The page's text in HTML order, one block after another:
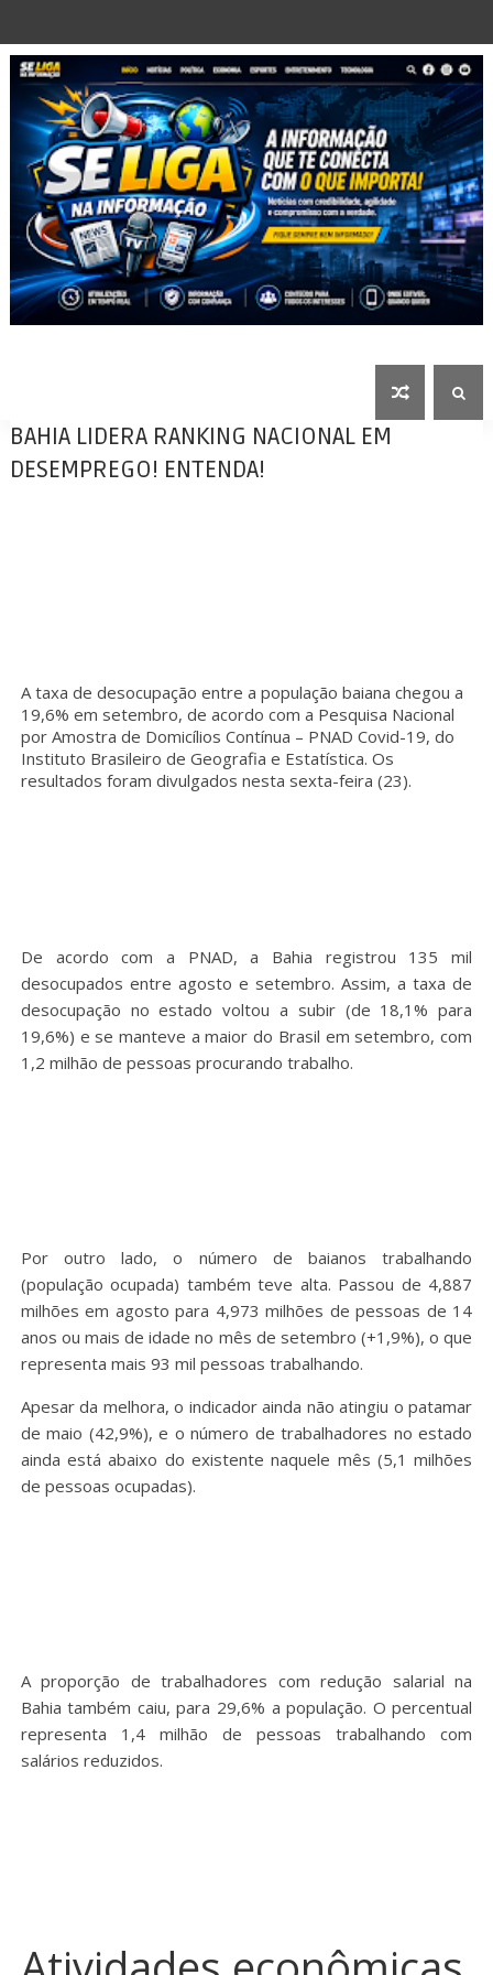
BAHIA LIDERA RANKING NACIONAL EM
DESEMPREGO! ENTENDA!
A taxa de desocupação entre a população baiana chegou a
19,6% em setembro, de acordo com a Pesquisa Nacional
por Amostra de Domicílios Contínua – PNAD Covid-19, do
Instituto Brasileiro de Geografia e Estatística. Os
resultados foram divulgados nesta sexta-feira (23).
De acordo com a PNAD, a Bahia registrou 135 mil
desocupados entre agosto e setembro. Assim, a taxa de
desocupação no estado voltou a subir (de 18,1% para
19,6%) e se manteve a maior do Brasil em setembro, com
1,2 milhão de pessoas procurando trabalho.
Por outro lado, o número de baianos trabalhando
(população ocupada) também teve alta. Passou de 4,887
milhões em agosto para 4,973 milhões de pessoas de 14
anos ou mais de idade no mês de setembro (+1,9%), o que
representa mais 93 mil pessoas trabalhando.
Apesar da melhora, o indicador ainda não atingiu o patamar
de maio (42,9%), e o número de trabalhadores no estado
ainda está abaixo do existente naquele mês (5,1 milhões
de pessoas ocupadas).
A proporção de trabalhadores com redução salarial na
Bahia também caiu, para 29,6% a população. O percentual
representa 1,4 milhão de pessoas trabalhando com
salários reduzidos.